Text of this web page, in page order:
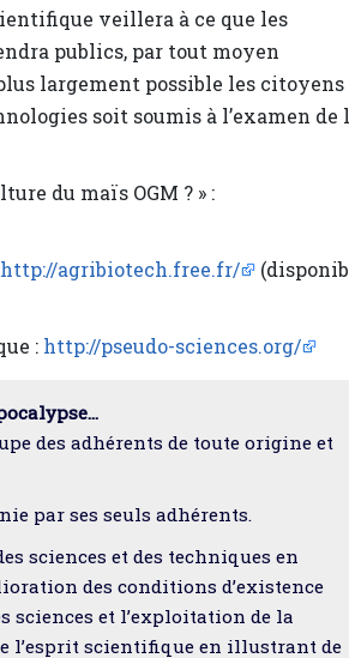
veillera à ce que les
publics, par tout moyen
largement possible les citoyens
soit soumis à l’examen de
du maïs OGM ? » :
http://agribiotech.free.fr/
: http://pseudo-sciences.org/
des adhérents de toute origine et
par ses seuls adhérents.
sciences et des techniques en
des conditions d’existence
sciences et l’exploitation de la
l’esprit scientifique en illustrant de